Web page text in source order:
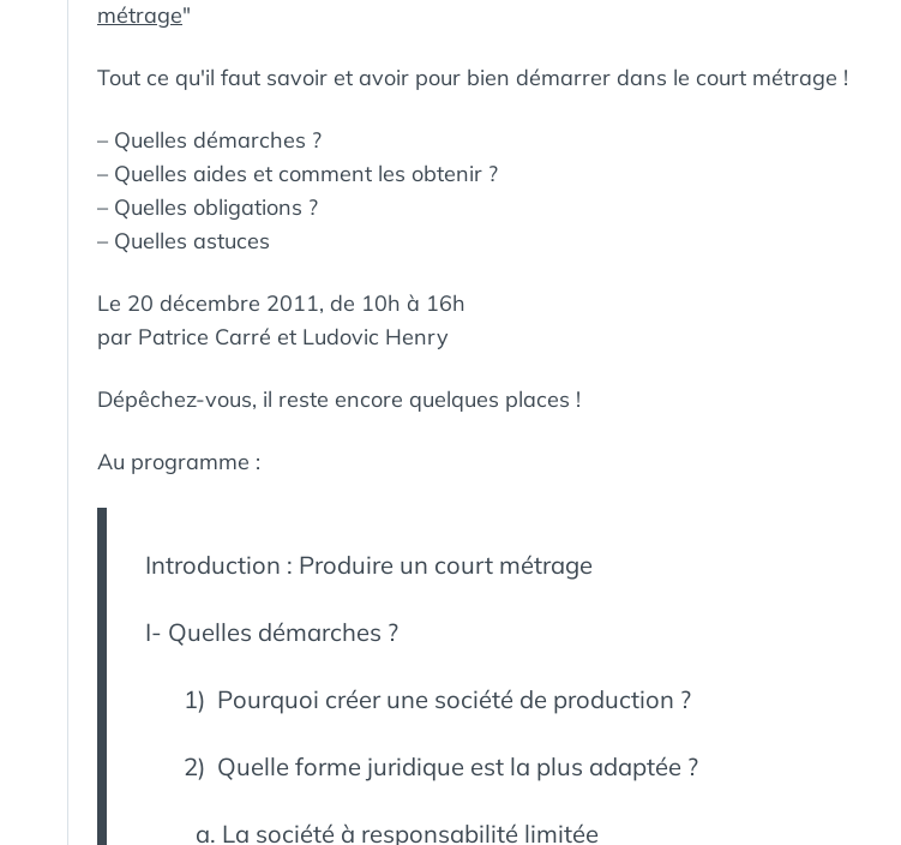
métrage"
Tout ce qu'il faut savoir et avoir pour bien démarrer dans le court métrage !
– Quelles démarches ?
– Quelles aides et comment les obtenir ?
– Quelles obligations ?
– Quelles astuces
Le 20 décembre 2011, de 10h à 16h
par Patrice Carré et Ludovic Henry
Dépêchez-vous, il reste encore quelques places !
Au programme :
Introduction : Produire un court métrage
I- Quelles démarches ?
1) Pourquoi créer une société de production ?
2) Quelle forme juridique est la plus adaptée ?
La société à responsabilité limitée